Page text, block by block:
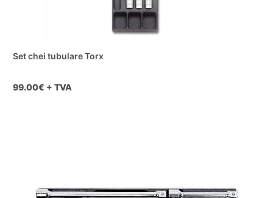
Set chei tubulare Torx
99.00€ + TVA